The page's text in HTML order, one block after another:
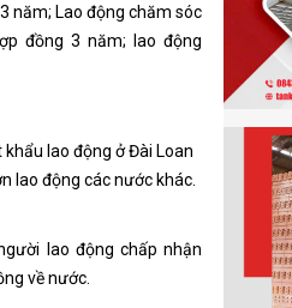
năm; Lao động chăm sóc
đồng 3 năm; lao động
lao động ở Đài Loan
lao động các nước khác.
lao động chấp nhận
về nước.